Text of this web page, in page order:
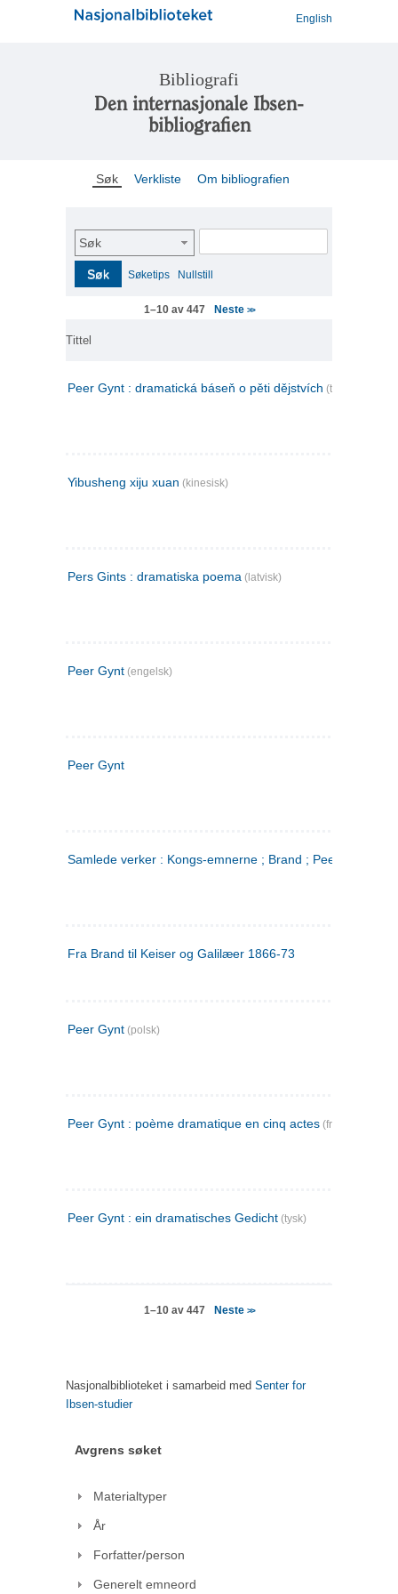
English
Bibliografi
Den internasjonale Ibsen-
bibliografien
Søk Verkliste Om bibliografien
Søk
Søk Søketips Nullstill
1–10 av 447 Neste >>
Tittel
Peer Gynt : dramatická báseň o pěti dějstvích (tsjekkisk)
Yibusheng xiju xuan (kinesisk)
Pers Gints : dramatiska poema (latvisk)
Peer Gynt (engelsk)
Peer Gynt
Samlede verker : Kongs-emnerne ; Brand ; Peer Gynt. 2
Fra Brand til Keiser og Galilæer 1866-73
Peer Gynt (polsk)
Peer Gynt : poème dramatique en cinq actes (fransk)
Peer Gynt : ein dramatisches Gedicht (tysk)
1–10 av 447 Neste >>
Nasjonalbiblioteket i samarbeid med Senter for
Ibsen-studier
Avgrens søket
Materialtyper
År
Forfatter/person
Generelt emneord